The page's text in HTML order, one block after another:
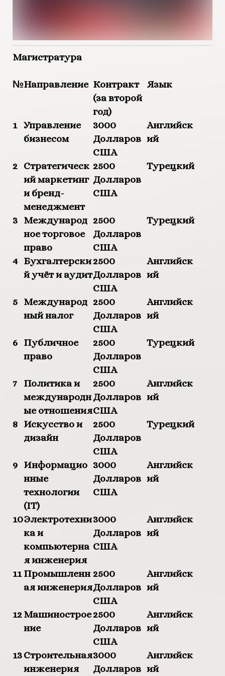
Магистратура
№Направление Контракт
(за второй
год)
Язык
1 Управление
бизнесом
3000
Долларов
США
Английск
ий
2 Стратегическ
ий маркетинг
и бренд-
менеджмент
2500
Долларов
США
Турецкий
3 Международ
ное торговое
право
2500
Долларов
США
Турецкий
4 Бухгалтерски
й учёт и аудит
2500
Долларов
США
Английск
ий
5 Международ
ный налог
2500
Долларов
США
Английск
ий
6 Публичное
право
2500
Долларов
США
Турецкий
7
Политика и
международн
ые отношения
2500
Долларов
США
Английск
ий
8 Искусство и
дизайн
2500
Долларов
США
Турецкий
9 Информацио
нные
технологии
(IT)
3000
Долларов
США
Английск
ий
10Электротехни
ка и
компьютерна
я инженерия
3000
Долларов
США
Английск
ий
11 Промышленн
ая инженерия
2500
Долларов
США
Английск
ий
12Машинострое
ние
2500
Долларов
США
Английск
ий
13Строительная
инженерия
3000
Долларов
Английск
ий